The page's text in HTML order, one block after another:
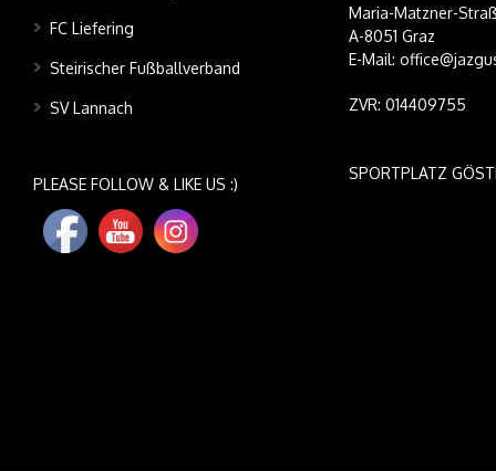
FC Liefering
Steirischer Fußballverband
SV Lannach
PLEASE FOLLOW & LIKE US :)
Maria-Matzner-
A-8051 Graz
E-Mail:
ZVR: 014409755
SPORTPLATZ